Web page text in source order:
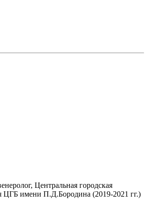
Центральная городская
ЦГБ имени П.Д.Бородина (2019-2021 гг.)